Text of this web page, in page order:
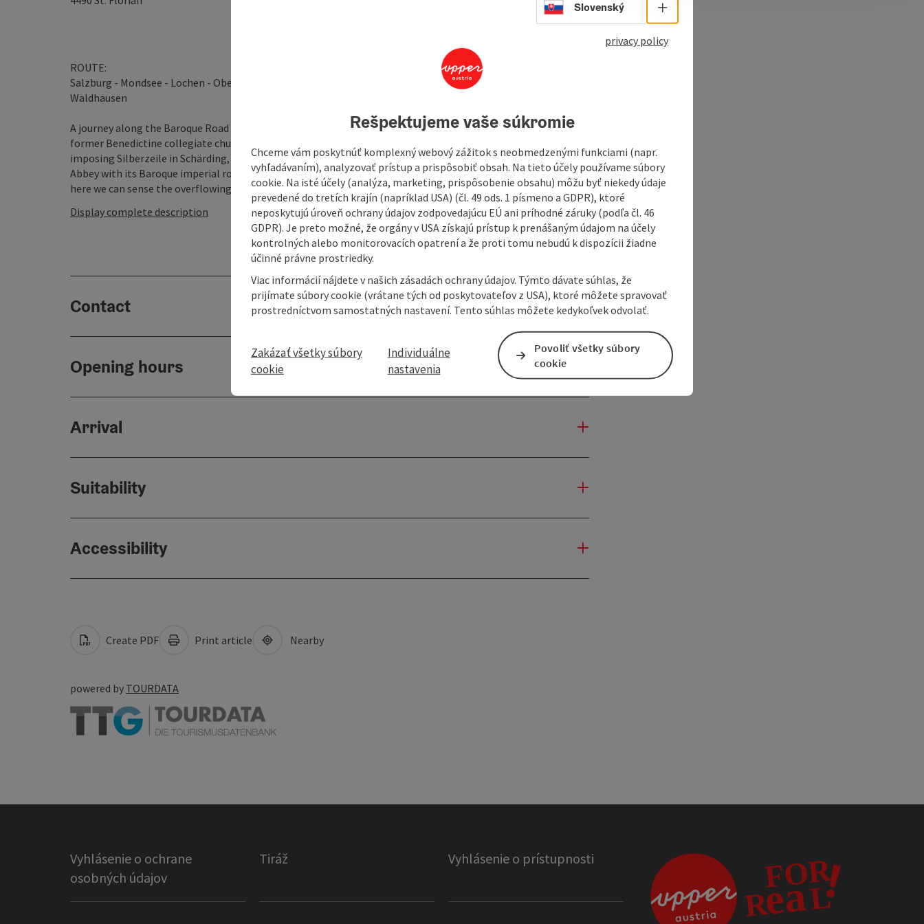
ROUTE:
Salzburg - Mondsee - Lochen - Obernberg - Schärding - Wels - Schlierbach - Linz - St.Florian - Steyr -
Waldhausen
A journey along the Baroque Road conveys a little of the joie de vivre of the Baroque period. Whether the
former Benedictine collegiate church in Mondsee, the magnificent market square in Obernberg or the
imposing Silberzeile in Schärding, the splendid town houses in Linz and Wels, the splendour of St. Florian
Abbey with its Baroque imperial rooms, Bruckner organ and the pilgrimage church of Christkindl near Steyr:
here we can sense the overflowing joie de vivre of the Baroque ...
Display complete description
Contact
Opening hours
Arrival
Suitability
Accessibility
Create PDF Print article Nearby
powered by TOURDATA
Vyhlásenie o ochrane
osobných údajov
Tiráž Vyhlásenie o prístupnosti
Select language - Open menu
Slovenský
privacy policy
Rešpektujeme vaše súkromie
Chceme vám poskytnúť komplexný webový zážitok s neobmedzenými funkciami (napr.
vyhľadávaním), analyzovať prístup a prispôsobiť obsah. Na tieto účely používame súbory
cookie. Na isté účely (analýza, marketing, prispôsobenie obsahu) môžu byť niekedy údaje
prevedené do tretích krajín (napríklad USA) (čl. 49 ods. 1 písmeno a GDPR), ktoré
neposkytujú úroveň ochrany údajov zodpovedajúcu EÚ ani príhodné záruky (podľa čl. 46
GDPR). Je preto možné, že orgány v USA získajú prístup k prenášaným údajom na účely
kontrolných alebo monitorovacích opatrení a že proti tomu nebudú k dispozícii žiadne
účinné právne prostriedky.
Viac informácií nájdete v našich zásadách ochrany údajov. Týmto dávate súhlas, že
prijímate súbory cookie (vrátane tých od poskytovateľov z USA), ktoré môžete spravovať
prostredníctvom samostatných nastavení. Tento súhlas môžete kedykoľvek odvolať.
Zakázať všetky súbory
cookie
Individuálne
nastavenia
Povoliť všetky súbory
cookie